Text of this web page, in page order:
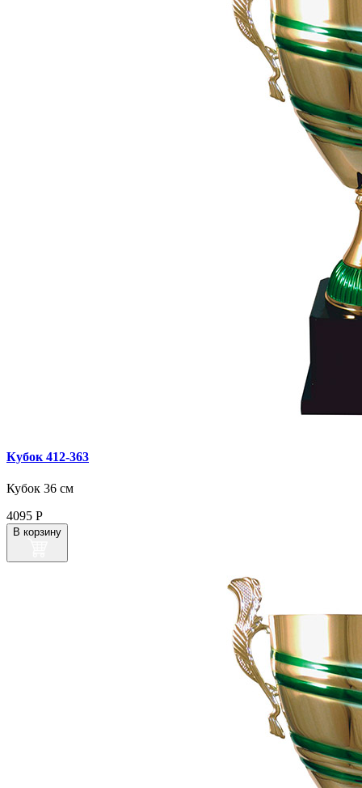
Кубок 412‑363
Кубок 36 см
4095 Р
В корзину